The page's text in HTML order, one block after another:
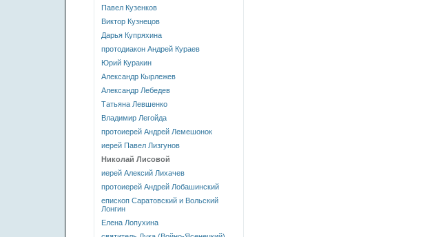
Павел Кузенков
Виктор Кузнецов
Дарья Купряхина
протодиакон Андрей Кураев
Юрий Куракин
Александр Кырлежев
Александр Лебедев
Татьяна Левшенко
Владимир Легойда
протоиерей Андрей Лемешонок
иерей Павел Лизгунов
Николай Лисовой
иерей Алексий Лихачев
протоиерей Андрей Лобашинский
епископ Саратовский и Вольский
Лонгин
Елена Лопухина